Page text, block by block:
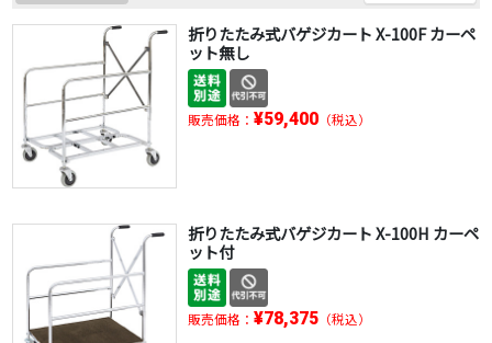
折りたたみ式バゲジカート X-100F カーペ
ット無し
販売価格： ¥59,400（税込）
折りたたみ式バゲジカート X-100H カーペ
ット付
販売価格： ¥78,375（税込）